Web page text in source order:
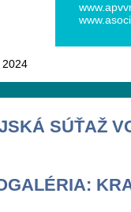
apvv.mal
2024
SÚŤAŽ